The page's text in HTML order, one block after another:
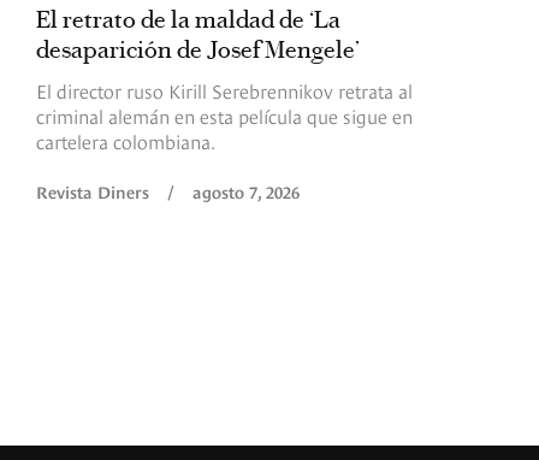
El retrato de la maldad de ‘La
desaparición de Josef Mengele’
El director ruso Kirill Serebrennikov retrata al
criminal alemán en esta película que sigue en
cartelera colombiana.
Revista Diners / agosto 7, 2026